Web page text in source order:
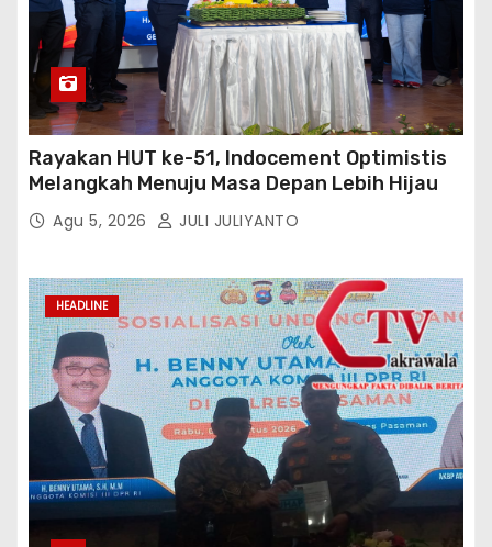
Rayakan HUT ke-51, Indocement Optimistis
Melangkah Menuju Masa Depan Lebih Hijau
Agu 5, 2026 JULI JULIYANTO
HEADLINE